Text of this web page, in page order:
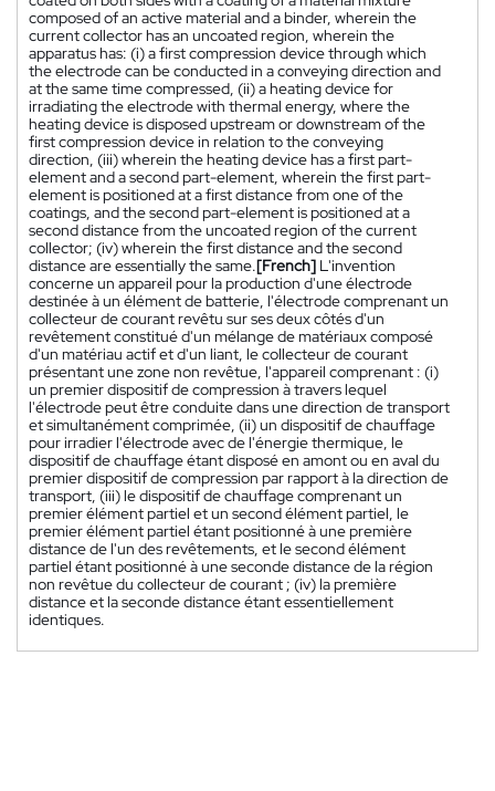
composed of an active material and a binder, wherein the
current collector has an uncoated region, wherein the
apparatus has: (i) a first compression device through which
the electrode can be conducted in a conveying direction and
at the same time compressed, (ii) a heating device for
irradiating the electrode with thermal energy, where the
heating device is disposed upstream or downstream of the
first compression device in relation to the conveying
direction, (iii) wherein the heating device has a first part-
element and a second part-element, wherein the first part-
element is positioned at a first distance from one of the
coatings, and the second part-element is positioned at a
second distance from the uncoated region of the current
collector; (iv) wherein the first distance and the second
distance are essentially the same.[French] L'invention
concerne un appareil pour la production d'une électrode
destinée à un élément de batterie, l'électrode comprenant un
collecteur de courant revêtu sur ses deux côtés d'un
revêtement constitué d'un mélange de matériaux composé
d'un matériau actif et d'un liant, le collecteur de courant
présentant une zone non revêtue, l'appareil comprenant : (i)
un premier dispositif de compression à travers lequel
l'électrode peut être conduite dans une direction de transport
et simultanément comprimée, (ii) un dispositif de chauffage
pour irradier l'électrode avec de l'énergie thermique, le
dispositif de chauffage étant disposé en amont ou en aval du
premier dispositif de compression par rapport à la direction de
transport, (iii) le dispositif de chauffage comprenant un
premier élément partiel et un second élément partiel, le
premier élément partiel étant positionné à une première
distance de l'un des revêtements, et le second élément
partiel étant positionné à une seconde distance de la région
non revêtue du collecteur de courant ; (iv) la première
distance et la seconde distance étant essentiellement
identiques.